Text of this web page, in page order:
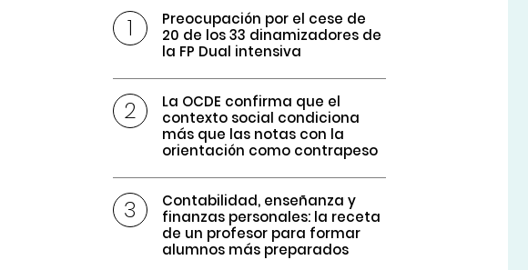
Preocupación por el cese de
20 de los 33 dinamizadores de
la FP Dual intensiva
La OCDE confirma que el
contexto social condiciona
más que las notas con la
orientación como contrapeso
Contabilidad, enseñanza y
finanzas personales: la receta
de un profesor para formar
alumnos más preparados